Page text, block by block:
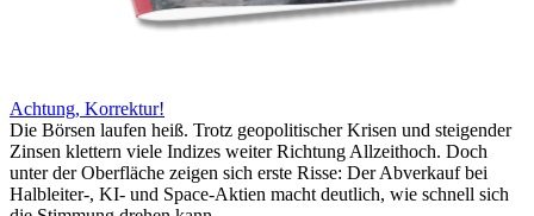
Achtung, Korrektur!
Die Börsen laufen heiß. Trotz geopolitischer Krisen und steigender
Zinsen klettern viele Indizes weiter Richtung Allzeithoch. Doch
unter der Oberfläche zeigen sich erste Risse: Der Abverkauf bei
Halbleiter-, KI- und Space-Aktien macht deutlich, wie schnell sich